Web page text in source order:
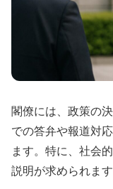
閣僚には、政策の
での答弁や報道対
ます。特に、社会
説明が求められます